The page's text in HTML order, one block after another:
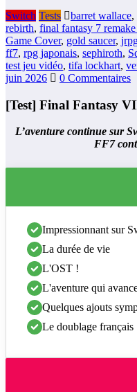
Switch Tests barret wallace,
rebirth, final fantasy 7
Game Cover, gold saucer,
ff7, rpg japonais, sephiroth,
test jeu vidéo, tifa lockhart,
juin 2026
0 Commentaires
[Test] Final Fantasy
L’aventure continue sur
FF7
Impressionnant sur
La durée de vie
L'OST !
L'aventure qui
Quelques ajouts
Le doublage français